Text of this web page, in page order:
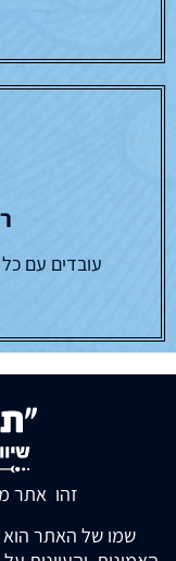
זהו אתר
שמו של האתר